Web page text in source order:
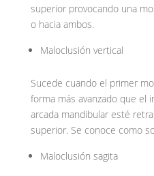
superior provocando una
o hacia ambos.
Maloclusión vertical
Sucede cuando el primer
forma más avanzado que el
arcada mandibular esté
superior. Se conoce como
Maloclusión sagita